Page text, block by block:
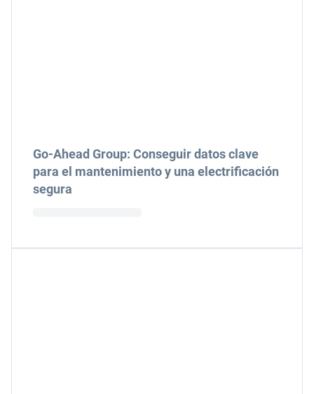
Go-Ahead Group: Conseguir datos clave
para el mantenimiento y una electrificación
segura